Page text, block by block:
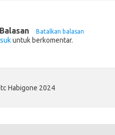
Batalkan balasan
untuk berkomentar.
Habigone 2024